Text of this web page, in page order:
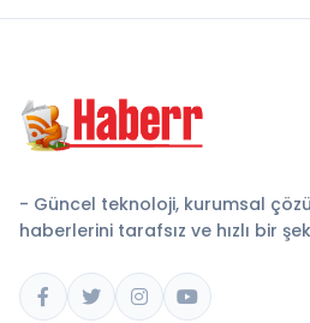
- Güncel teknoloji, kurumsal
haberlerini tarafsız ve hızlı bir